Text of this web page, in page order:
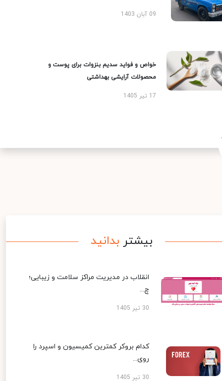
09 آبان 1403
خواص و فواید سدیم بنزوات برای پوست و
محصولات آرایشی بهداشتی
17 تیر 1405
بیشتر بدانید
انقلاب در مدیریت مراکز سلامت و زیبایی؛
چ...
30 تیر 1405
کدام بروکر کمترین کمیسیون و اسپرد را
روی...
30 تیر 1405